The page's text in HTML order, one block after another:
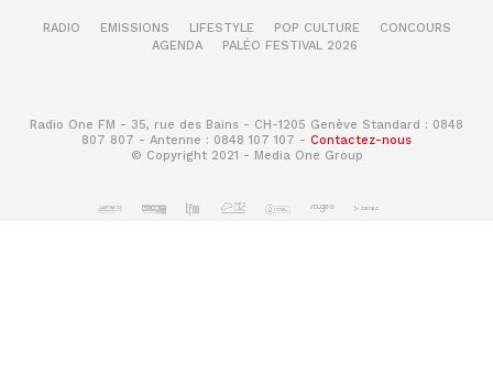
RADIO EMISSIONS LIFESTYLE POP CULTURE
CONCOURS
AGENDA
PALÉO FESTIVAL 2026
Radio One FM - 35, rue des Bains - CH-1205 Genève Standard : 0848
807 807 - Antenne : 0848 107 107 - Contactez-nous
© Copyright 2021 - Media One Group